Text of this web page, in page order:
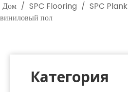
Дом / SPC Flooring / SPC Plank
виниловый пол
Категория